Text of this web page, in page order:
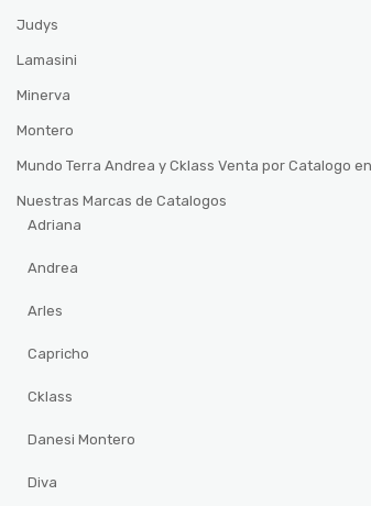
Judys
Lamasini
Minerva
Montero
Mundo Terra Andrea y Cklass Venta por Catalogo
Nuestras Marcas de Catalogos
Adriana
Andrea
Arles
Capricho
Cklass
Danesi Montero
Diva